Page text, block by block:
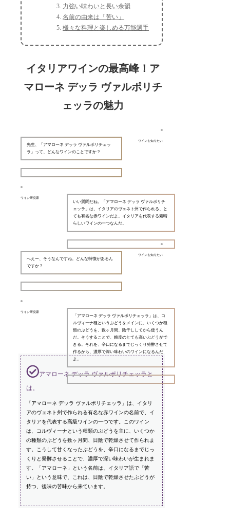
力強い味わいと長い余韻
名前の由来は「苦い」
様々な料理と楽しめる万能選手
イタリアワインの最高峰！ア
マローネ デッラ ヴァルポリチ
ェッラの魅力
ワインを知りたい
先生、「アマローネ デッラ ヴァルポリチェッ
ラ」って、どんなワインのことですか？
ワイン研究家
いい質問だね。「アマローネ デッラ ヴァルポリチ
ェッラ」は、イタリアのヴェネト州で作られる、と
ても有名な赤ワインだよ。イタリアを代表する素晴
らしいワインの一つなんだ。
ワインを知りたい
へえー、そうなんですね。どんな特徴があるん
ですか？
ワイン研究家
「アマローネ デッラ ヴァルポリチェッラ」は、コ
ルヴィーナ種というぶどうをメインに、いくつか種
類のぶどうを、数ヶ月間、陰干ししてから使うん
だ。そうすることで、糖度のとても高いぶどうがで
きる。それを、辛口になるまでじっくり発酵させて
作るから、濃厚で深い味わいのワインになるんだ
よ。
アマローネ デッラ ヴァルポリチェッラと
は。
「アマローネ デッラ ヴァルポリチェッラ」は、イタリ
アのヴェネト州で作られる有名な赤ワインの名前で、イ
タリアを代表する高級ワインの一つです。このワイン
は、コルヴィーナという種類のぶどうを主に、いくつか
の種類のぶどうを数ヶ月間、日陰で乾燥させて作られま
す。こうして甘くなったぶどうを、辛口になるまでじっ
くりと発酵させることで、濃厚で深い味わいが生まれま
す。「アマローネ」という名前は、イタリア語で「苦
い」という意味で、これは、日陰で乾燥させたぶどうが
持つ、後味の苦味から来ています。